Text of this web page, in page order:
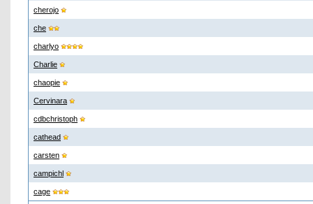
cherojo
che
charlyo
Charlie
chaopie
Cervinara
cdbchristoph
cathead
carsten
campichl
cage